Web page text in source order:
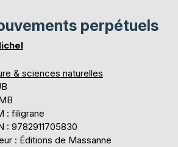
perpétuels
& sciences naturelles
: filigrane
: 9782911705830
: Éditions de Massanne